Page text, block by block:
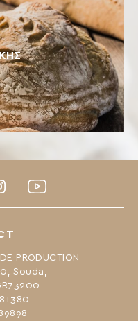
PRODUCTION
Souda,
Youtube